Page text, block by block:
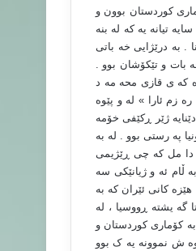
کوردستان بوون و
تیانه یه که له بنه
. به درێژایی خه باتی
بات و تێکۆشان بوو .
وه که ی قازی محه مه د
زم ئارا » له و پێوه
ژێر ڕکێفی خۆمه
په رستی بوو . له به
دا مل که چی ڕێژیمی
ڵام ئه و ژیانێکی سه
کانی ئێران که به
گه یشته ڕووسیا ، له
کۆماری کوردستان و
ش نموونه یه ک بوو